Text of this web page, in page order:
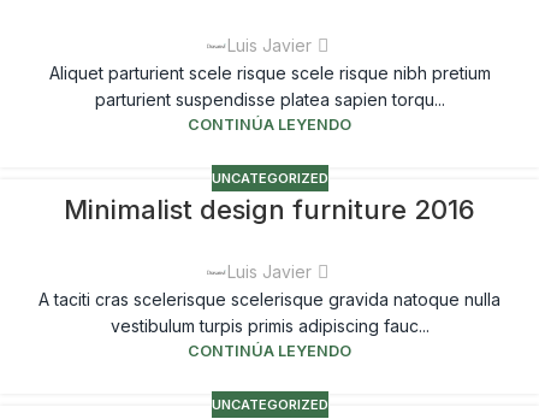
Luis Javier
Aliquet parturient scele risque scele risque nibh pretium
parturient suspendisse platea sapien torqu...
CONTINÚA LEYENDO
UNCATEGORIZED
Minimalist design furniture 2016
Luis Javier
A taciti cras scelerisque scelerisque gravida natoque nulla
vestibulum turpis primis adipiscing fauc...
CONTINÚA LEYENDO
UNCATEGORIZED